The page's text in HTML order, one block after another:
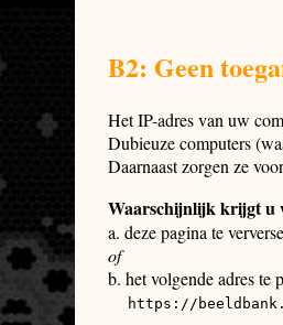
B2: Geen
Het IP-adres van uw
Dubieuze computers
Daarnaast zorgen ze
Waarschijnlijk krijgt u
a. deze pagina te
of
b. het volgende adres te
https://